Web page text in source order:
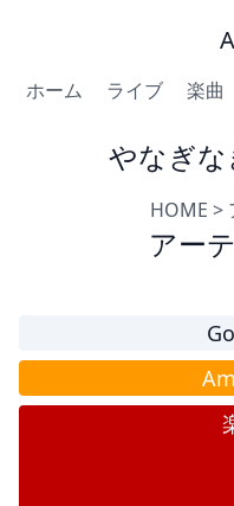
ホーム ライブ 楽曲
やなぎ
HOME >
アー